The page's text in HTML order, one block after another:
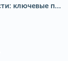
Измерение операционной эффективности: ключевые показатели для непрерывного совершенствования